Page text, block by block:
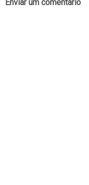
Enviar um comentário